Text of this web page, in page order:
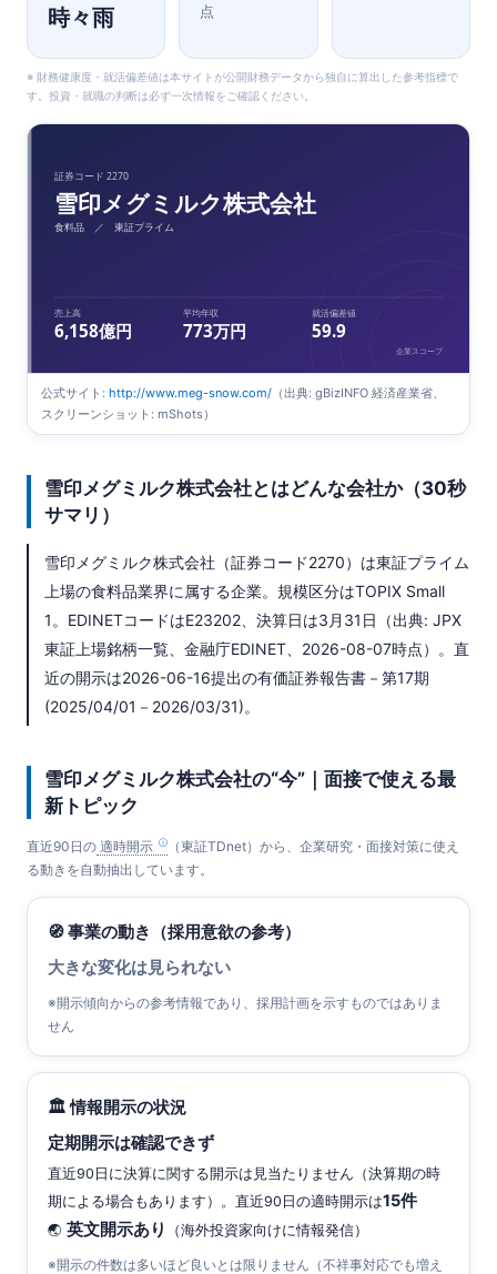
時々雨
点
※ 財務健康度・就活偏差値は本サイトが公開財務データから独自に算出した参考指標で
す。投資・就職の判断は必ず一次情報をご確認ください。
証券コード 2270
雪印メグミルク株式会社
食料品 ／ 東証プライム
売上高
6,158億円
平均年収
773万円
就活偏差値
59.9
企業スコープ
公式サイト: http://www.meg-snow.com/ （出典: gBizINFO 経済産業省、
スクリーンショット: mShots）
雪印メグミルク株式会社とはどんな会社か（30秒
サマリ）
雪印メグミルク株式会社（証券コード2270）は東証プライム
上場の食料品業界に属する企業。規模区分はTOPIX Small
1。EDINETコードはE23202、決算日は3月31日（出典: JPX
東証上場銘柄一覧、金融庁EDINET、2026-08-07時点）。直
近の開示は2026-06-16提出の有価証券報告書－第17期
(2025/04/01－2026/03/31)。
雪印メグミルク株式会社の“今”｜面接で使える最
新トピック
直近90日の 適時開示
（東証TDnet）から、企業研究・面接対策に使え
る動きを自動抽出しています。
🧭 事業の動き（採用意欲の参考）
大きな変化は見られない
※開示傾向からの参考情報であり、採用計画を示すものではありま
せん
🏛 情報開示の状況
定期開示は確認できず
直近90日に決算に関する開示は見当たりません（決算期の時
期による場合もあります）。直近90日の適時開示は15件
🌏 英文開示あり （海外投資家向けに情報発信）
※開示の件数は多いほど良いとは限りません（不祥事対応でも増え